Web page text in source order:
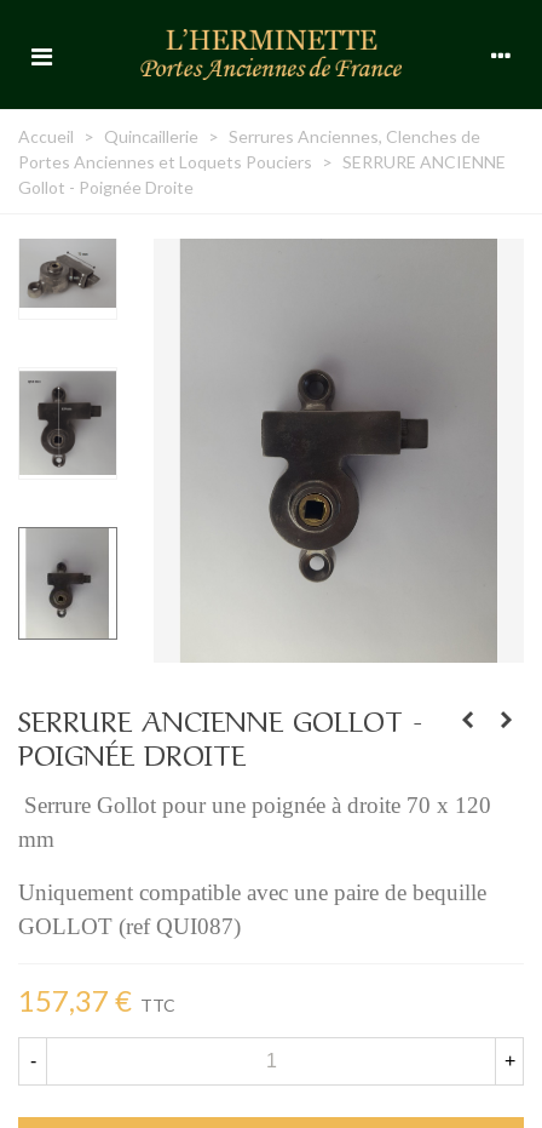
Accueil > Quincaillerie > Serrures Anciennes, Clenches de
Portes Anciennes et Loquets Pouciers
> SERRURE ANCIENNE
Gollot - Poignée Droite
SERRURE ANCIENNE GOLLOT -
POIGNÉE DROITE
mm
Uniquement compatible avec une paire de bequille
GOLLOT (ref QUI087)
157,37 € TTC
- +